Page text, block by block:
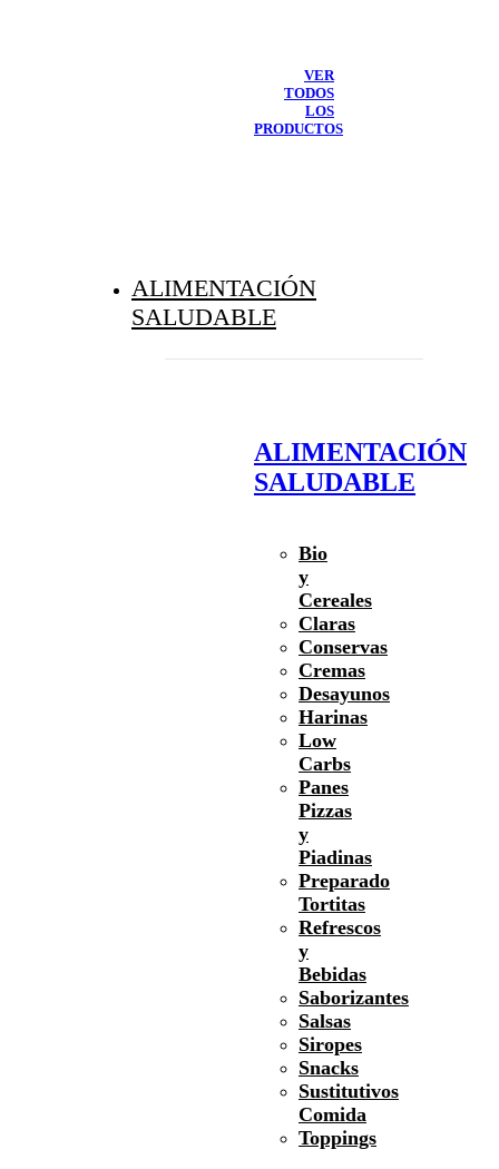
VER
TODOS
LOS
PRODUCTOS
ALIMENTACIÓN
SALUDABLE
ALIMENTACIÓN
SALUDABLE
Bio
y
Cereales
Claras
Conservas
Cremas
Desayunos
Harinas
Low
Carbs
Panes
Pizzas
y
Piadinas
Preparado
Tortitas
Refrescos
y
Bebidas
Saborizantes
Salsas
Siropes
Snacks
Sustitutivos
Comida
Toppings